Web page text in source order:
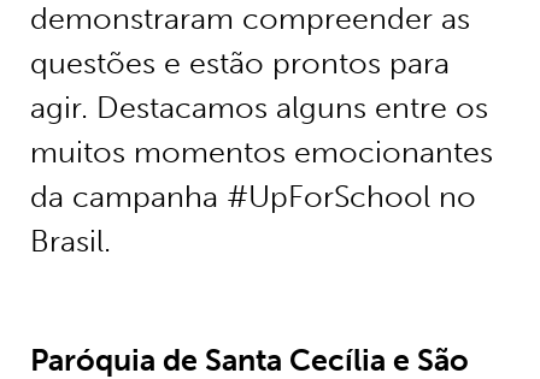
demonstraram compreender as
questões e estão prontos para
agir. Destacamos alguns entre os
muitos momentos emocionantes
da campanha #UpForSchool no
Brasil.
Paróquia de Santa Cecília e São